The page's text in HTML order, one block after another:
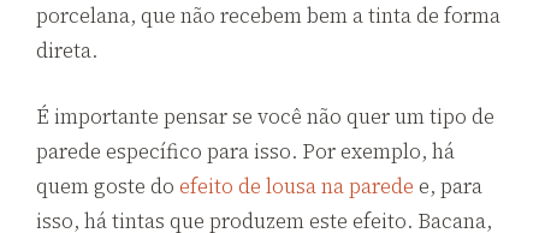
porcelana, que não recebem bem a tinta de forma
direta.
É importante pensar se você não quer um tipo de
parede específico para isso. Por exemplo, há
quem goste do efeito de lousa na parede e, para
isso, há tintas que produzem este efeito. Bacana,